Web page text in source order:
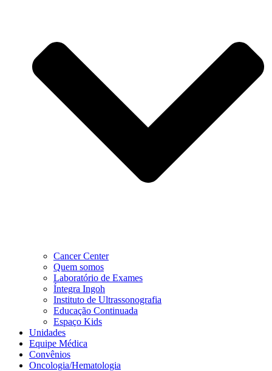
Cancer Center
Quem somos
Laboratório de Exames
Íntegra Ingoh
Instituto de Ultrassonografia
Educação Continuada
Espaço Kids
Unidades
Equipe Médica
Convênios
Oncologia/Hematologia